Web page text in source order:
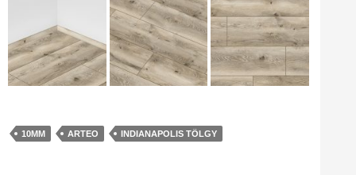
10MM ARTEO INDIANAPOLIS TÖLGY